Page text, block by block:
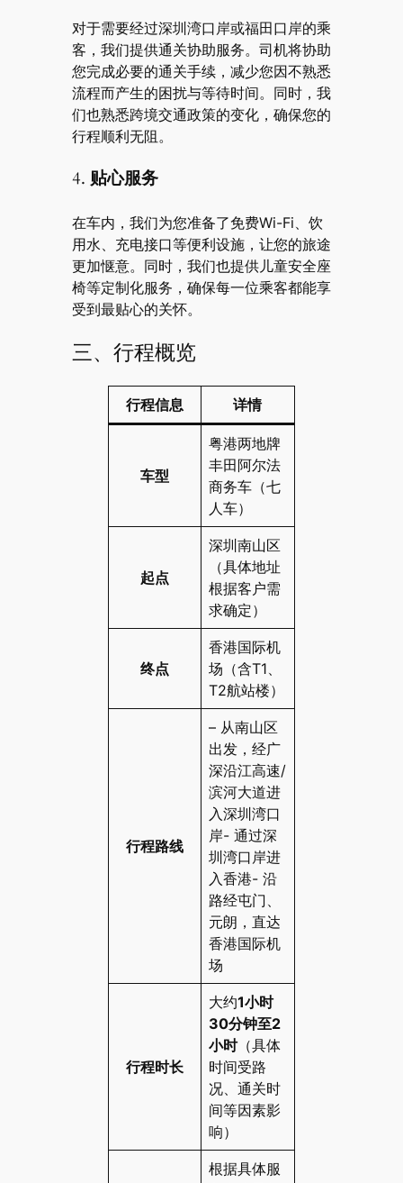
对于需要经过深圳湾口岸或福田口岸的乘
客，我们提供通关协助服务。司机将协助
您完成必要的通关手续，减少您因不熟悉
流程而产生的困扰与等待时间。同时，我
们也熟悉跨境交通政策的变化，确保您的
行程顺利无阻。
4. 贴心服务
在车内，我们为您准备了免费Wi-Fi、饮
用水、充电接口等便利设施，让您的旅途
更加惬意。同时，我们也提供儿童安全座
椅等定制化服务，确保每一位乘客都能享
受到最贴心的关怀。
三、行程概览
行程信息 详情
车型
粤港两地牌
丰田阿尔法
商务车（七
人车）
起点
深圳南山区
（具体地址
根据客户需
求确定）
终点
香港国际机
场（含T1、
T2航站楼）
行程路线
– 从南山区
出发，经广
深沿江高速/
滨河大道进
入深圳湾口
岸- 通过深
圳湾口岸进
入香港- 沿
路经屯门、
元朗，直达
香港国际机
场
行程时长
大约1小时
30分钟至2
小时（具体
时间受路
况、通关时
间等因素影
响）
根据具体服